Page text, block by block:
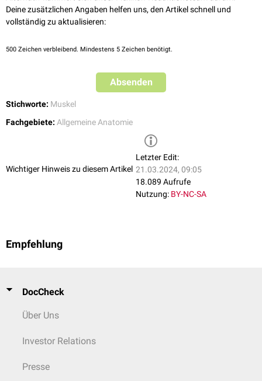
After Musculus sphincter ani internus
After Musculus sphincter ani externus
Auge Musculus sphincter pupillae
Deine zusätzlichen Angaben helfen uns, den Artikel schnell und
vollständig zu aktualisieren:
500 Zeichen verbleibend. Mindestens 5 Zeichen benötigt.
Absenden
Stichworte: Muskel
Fachgebiete: Allgemeine Anatomie
Wichtiger Hinweis zu diesem Artikel
Letzter Edit:
21.03.2024, 09:05
18.089 Aufrufe
Nutzung: BY-NC-SA
Empfehlung
DocCheck
Über Uns
Investor Relations
Presse